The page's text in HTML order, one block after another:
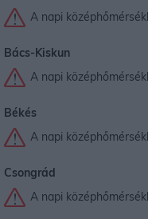
A napi
Bács-Kiskun
A napi
Békés
A napi
Csongrád
A napi